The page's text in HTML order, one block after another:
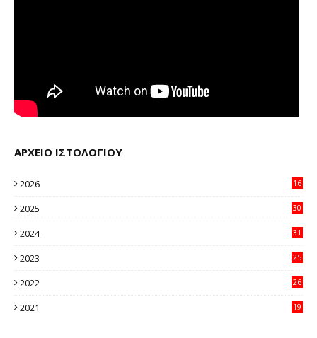
ΑΡΧΕΙΟ ΙΣΤΟΛΟΓΙΟΥ
2026
16
2025
30
2024
31
2023
25
2022
26
2021
19